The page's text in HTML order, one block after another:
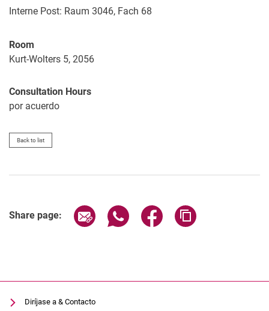
Interne Post: Raum 3046, Fach 68
Room
Kurt-Wolters 5, 2056
Consultation Hours
por acuerdo
Back to list
Share page: Share page via email
Share page via WhatsApp
Share page via
Diríjase a & Contacto